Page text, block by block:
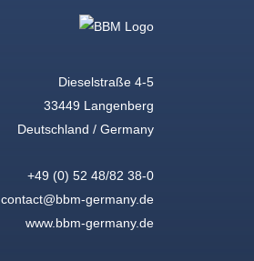
Dieselstraße 4-5
33449 Langenberg
Deutschland / Germany
+49 (0) 52 48/82 38-0
contact@bbm-germany.de
www.bbm-germany.de